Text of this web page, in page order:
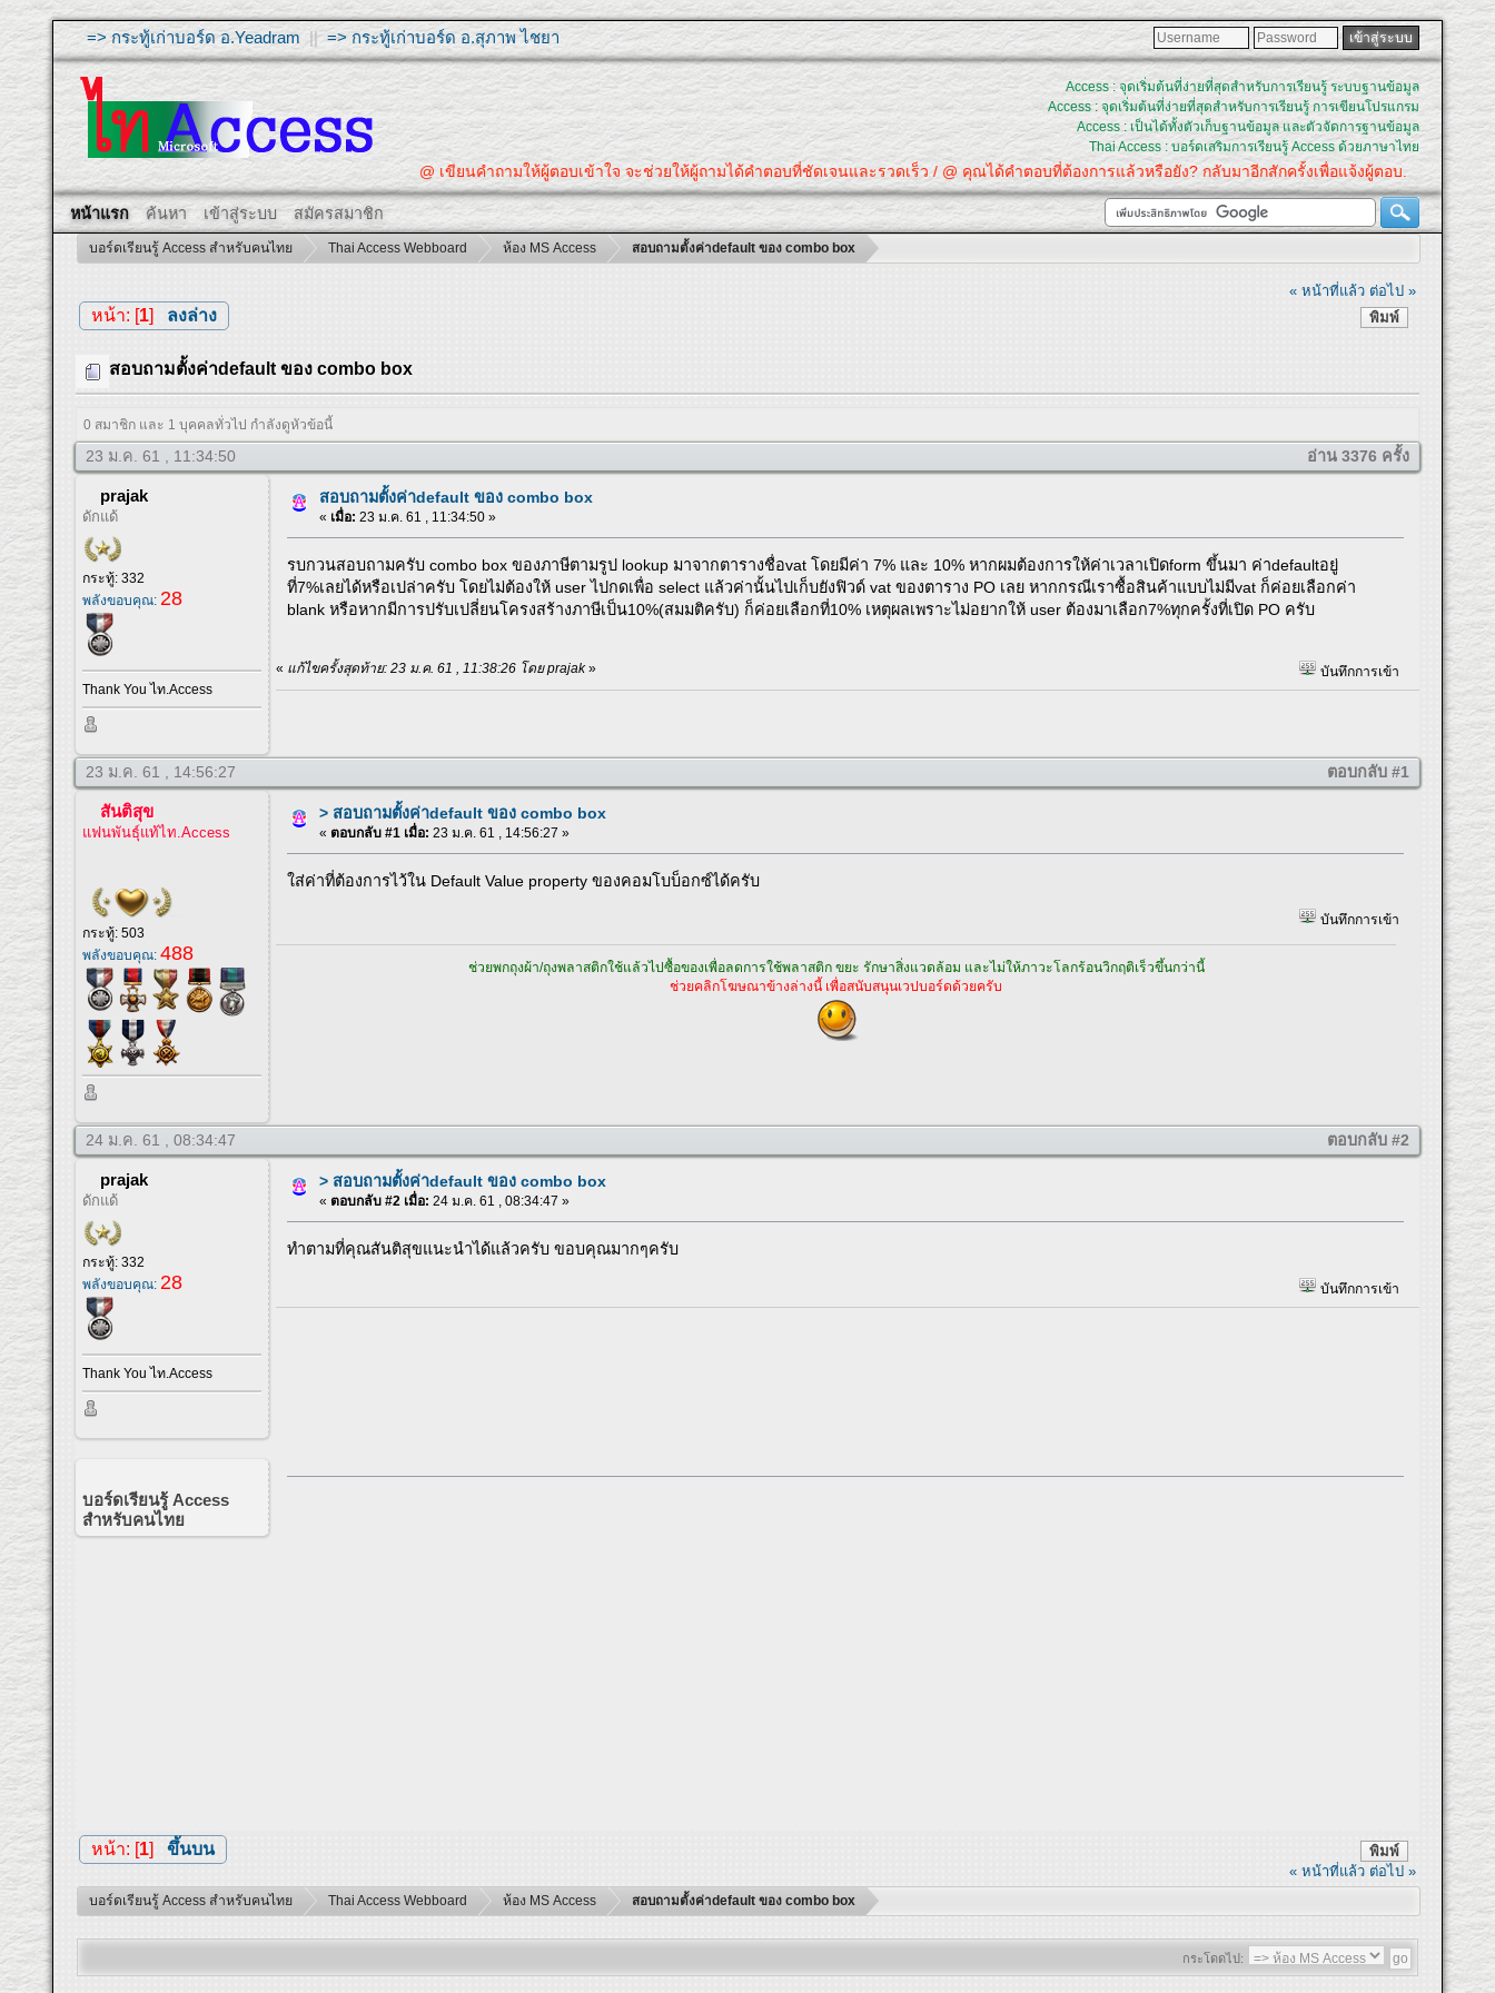
=> กระทู้เก่าบอร์ด อ.Yeadram ||=> กระทู้เก่าบอร์ด อ.สุภาพ ไชยา
Access : จุดเริ่มต้นที่ง่ายที่สุดสำหรับการเรียนรู้ ระบบฐานข้อมูล
Access : จุดเริ่มต้นที่ง่ายที่สุดสำหรับการเรียนรู้ การเขียนโปรแกรม
Access : เป็นได้ทั้งตัวเก็บฐานข้อมูล และตัวจัดการฐานข้อมูล
Thai Access : บอร์ดเสริมการเรียนรู้ Access ด้วยภาษาไทย
@ เขียนคำถามให้ผู้ตอบเข้าใจ จะช่วยให้ผู้ถามได้คำตอบที่ชัดเจนและรวดเร็ว / @ คุณได้คำตอบที่ต้องการแล้วหรือยัง? กลับมาอีกสักครั้งเพื่อแจ้งผู้ตอบ.
หน้าแรก ค้นหา เข้าสู่ระบบ สมัครสมาชิก
บอร์ดเรียนรู้ Access สำหรับคนไทย Thai Access Webboard ห้อง MS Access สอบถามตั้งค่าdefault ของ combo box
« หน้าที่แล้ว ต่อไป »
พิมพ์
หน้า: [1] ลงล่าง
สอบถามตั้งค่าdefault ของ combo box
0 สมาชิก และ 1 บุคคลทั่วไป กำลังดูหัวข้อนี้
23 ม.ค. 61 , 11:34:50 อ่าน 3376 ครั้ง
prajak
ดักแด้
กระทู้: 332
พลังขอบคุณ: 28
Thank You ไท.Access
สอบถามตั้งค่าdefault ของ combo box
« เมื่อ: 23 ม.ค. 61 , 11:34:50 »
รบกวนสอบถามครับ combo box ของภาษีตามรูป lookup มาจากตารางชื่อvat โดยมีค่า 7% และ 10% หากผมต้องการให้ค่าเวลาเปิดform ขึ้นมา ค่าdefaultอยู่
ที่7%เลยได้หรือเปล่าครับ โดยไม่ต้องให้ user ไปกดเพื่อ select แล้วค่านั้นไปเก็บยังฟิวด์ vat ของตาราง PO เลย หากกรณีเราซื้อสินค้าแบบไม่มีvat ก็ค่อยเลือกค่า
blank หรือหากมีการปรับเปลี่ยนโครงสร้างภาษีเป็น10%(สมมติครับ) ก็ค่อยเลือกที่10% เหตุผลเพราะไม่อยากให้ user ต้องมาเลือก7%ทุกครั้งที่เปิด PO ครับ
« แก้ไขครั้งสุดท้าย: 23 ม.ค. 61 , 11:38:26 โดย prajak» บันทึกการเข้า
23 ม.ค. 61 , 14:56:27 ตอบกลับ #1
สันติสุข
แฟนพันธุ์แท้ไท.Access
กระทู้: 503
พลังขอบคุณ:488
> สอบถามตั้งค่าdefault ของ combo box
« ตอบกลับ #1 เมื่อ: 23 ม.ค. 61 , 14:56:27 »
ใส่ค่าที่ต้องการไว้ใน Default Value property ของคอมโบบ็อกซ์ได้ครับ
บันทึกการเข้า
ช่วยพกถุงผ้า/ถุงพลาสติกใช้แล้วไปซื้อของเพื่อลดการใช้พลาสติก ขยะ รักษาสิ่งแวดล้อม และไม่ให้ภาวะโลกร้อนวิกฤติเร็วขึ้นกว่านี้
ช่วยคลิกโฆษณาข้างล่างนี้ เพื่อสนับสนุนเวปบอร์ดด้วยครับ
24 ม.ค. 61 , 08:34:47 ตอบกลับ #2
prajak
ดักแด้
กระทู้: 332
พลังขอบคุณ: 28
Thank You ไท.Access
> สอบถามตั้งค่าdefault ของ combo box
« ตอบกลับ #2 เมื่อ: 24 ม.ค. 61 , 08:34:47 »
ทำตามที่คุณสันติสุขแนะนำได้แล้วครับ ขอบคุณมากๆครับ
บันทึกการเข้า
บอร์ดเรียนรู้ Access
สำหรับคนไทย
พิมพ์
หน้า: [1] ขึ้นบน
« หน้าที่แล้ว ต่อไป »
บอร์ดเรียนรู้ Access สำหรับคนไทย Thai Access Webboard ห้อง MS Access สอบถามตั้งค่าdefault ของ combo box
กระโดดไป: